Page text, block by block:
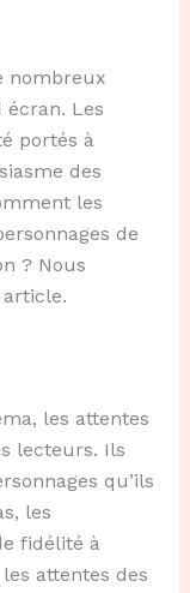
nombreux
Les
portés à
des
les
de
? Nous
les attentes
lecteurs. Ils
qu’ils
les
fidélité à
attentes des